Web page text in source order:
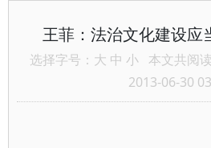
王菲：法治文化建设应
选择字号： 大 中 小 本文共阅
2013-06-30